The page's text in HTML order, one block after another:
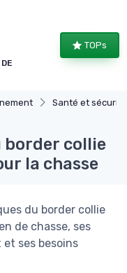
TOPs
Santé et sécurité
border collie
la chasse
du border collie
de chasse, ses
ses besoins